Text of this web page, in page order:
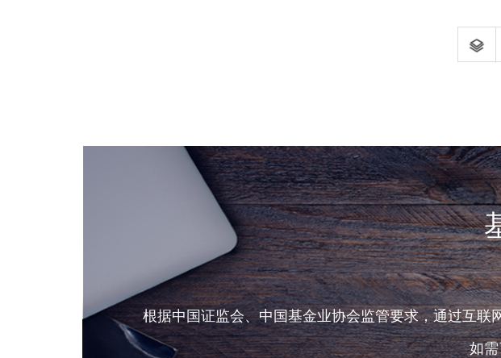
根据中国证监会、中国基金业协会监管要求，通过互
如